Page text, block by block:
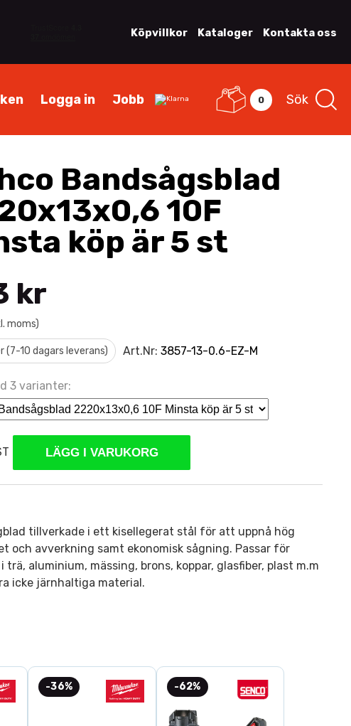
Köpvillkor Kataloger Kontakta oss
Logga in Jobb 0 Sök
Bandsågsblad
10F
köp är 5 st
kr
moms)
(7-10 dagars leverans) Art.Nr: 3857-13-0.6-EZ-M
3 varianter:
LÄGG I VARUKORG
tillverkade i ett kisellegerat stål för att uppnå hög
och avverkning samt ekonomisk sågning. Passar för
trä, aluminium, mässing, brons, koppar, glasfiber, plast m.m
icke järnhaltiga material.
-36% -62%